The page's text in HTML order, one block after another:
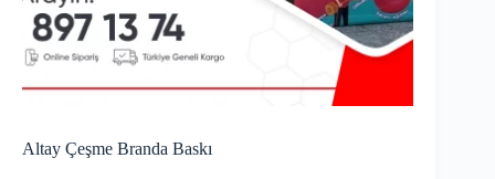
Altay Çeşme Branda Baskı